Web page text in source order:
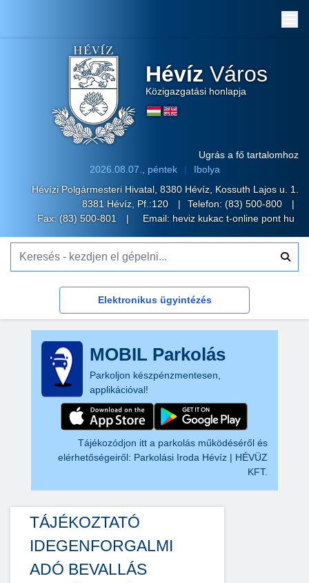
Hévíz Város
Közigazgatási honlapja
Ugrás a fő tartalomhoz
2026.08.07., péntek
Ibolya
Hévízi Polgármesteri Hivatal, 8380 Hévíz, Kossuth Lajos u. 1.
8381 Hévíz, Pf.:120
Telefon: (83) 500-800
Fax: (83) 500-801
Email: heviz kukac t-online pont hu
Elektronikus ügyintézés
MOBIL Parkolás
Parkoljon készpénzmentesen,
applikációval!
Tájékozódjon itt a parkolás működéséről és
elérhetőségeiről: Parkolási Iroda Hévíz | HÉVÜZ
KFT.
TÁJÉKOZTATÓ
IDEGENFORGALMI
ADÓ BEVALLÁS